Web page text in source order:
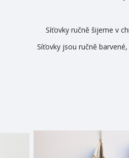
Síťovky ručně šijeme v
Síťovky jsou ručně